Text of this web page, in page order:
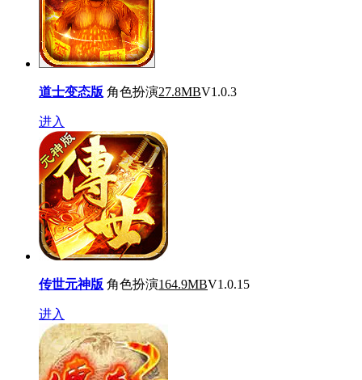
道士变态版 角色扮演27.8MBV1.0.3
进入
传世元神版 角色扮演164.9MBV1.0.15
进入